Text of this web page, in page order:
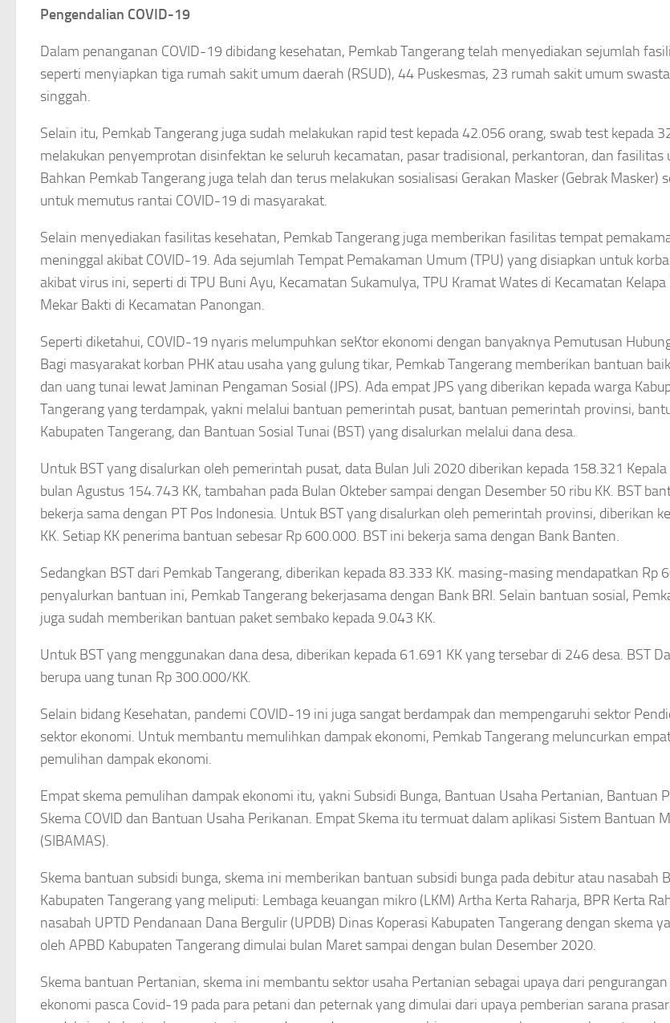
Pengendalian COVID-19
Dalam penanganan COVID-19 dibidang kesehatan, Pemkab Tangerang telah menyediakan sejumlah
seperti menyiapkan tiga rumah sakit umum daerah (RSUD), 44 Puskesmas, 23 rumah sakit umum
singgah.
Selain itu, Pemkab Tangerang juga sudah melakukan rapid test kepada 42.056 orang, swab test kepada
melakukan penyemprotan disinfektan ke seluruh kecamatan, pasar tradisional, perkantoran, dan fasilitas
Bahkan Pemkab Tangerang juga telah dan terus melakukan sosialisasi Gerakan Masker (Gebrak Masker)
untuk memutus rantai COVID-19 di masyarakat.
Selain menyediakan fasilitas kesehatan, Pemkab Tangerang juga memberikan fasilitas tempat
meninggal akibat COVID-19. Ada sejumlah Tempat Pemakaman Umum (TPU) yang disiapkan untuk
akibat virus ini, seperti di TPU Buni Ayu, Kecamatan Sukamulya, TPU Kramat Wates di Kecamatan Kelapa
Mekar Bakti di Kecamatan Panongan.
Seperti diketahui, COVID-19 nyaris melumpuhkan seKtor ekonomi dengan banyaknya Pemutusan
Bagi masyarakat korban PHK atau usaha yang gulung tikar, Pemkab Tangerang memberikan bantuan
dan uang tunai lewat Jaminan Pengaman Sosial (JPS). Ada empat JPS yang diberikan kepada warga
Tangerang yang terdampak, yakni melalui bantuan pemerintah pusat, bantuan pemerintah provinsi,
Kabupaten Tangerang, dan Bantuan Sosial Tunai (BST) yang disalurkan melalui dana desa.
Untuk BST yang disalurkan oleh pemerintah pusat, data Bulan Juli 2020 diberikan kepada 158.321 Kepala
bulan Agustus 154.743 KK, tambahan pada Bulan Okteber sampai dengan Desember 50 ribu KK. BST
bekerja sama dengan PT Pos Indonesia. Untuk BST yang disalurkan oleh pemerintah provinsi, diberikan
KK. Setiap KK penerima bantuan sebesar Rp 600.000. BST ini bekerja sama dengan Bank Banten.
Sedangkan BST dari Pemkab Tangerang, diberikan kepada 83.333 KK. masing-masing mendapatkan Rp
penyalurkan bantuan ini, Pemkab Tangerang bekerjasama dengan Bank BRI. Selain bantuan sosial,
juga sudah memberikan bantuan paket sembako kepada 9.043 KK.
Untuk BST yang menggunakan dana desa, diberikan kepada 61.691 KK yang tersebar di 246 desa. BST
berupa uang tunan Rp 300.000/KK.
Selain bidang Kesehatan, pandemi COVID-19 ini juga sangat berdampak dan mempengaruhi sektor
sektor ekonomi. Untuk membantu memulihkan dampak ekonomi, Pemkab Tangerang meluncurkan
pemulihan dampak ekonomi.
Empat skema pemulihan dampak ekonomi itu, yakni Subsidi Bunga, Bantuan Usaha Pertanian, Bantuan
Skema COVID dan Bantuan Usaha Perikanan. Empat Skema itu termuat dalam aplikasi Sistem Bantuan
(SIBAMAS).
Skema bantuan subsidi bunga, skema ini memberikan bantuan subsidi bunga pada debitur atau nasabah
Kabupaten Tangerang yang meliputi: Lembaga keuangan mikro (LKM) Artha Kerta Raharja, BPR Kerta
nasabah UPTD Pendanaan Dana Bergulir (UPDB) Dinas Koperasi Kabupaten Tangerang dengan skema
oleh APBD Kabupaten Tangerang dimulai bulan Maret sampai dengan bulan Desember 2020.
Skema bantuan Pertanian, skema ini membantu sektor usaha Pertanian sebagai upaya dari
ekonomi pasca Covid-19 pada para petani dan peternak yang dimulai dari upaya pemberian sarana